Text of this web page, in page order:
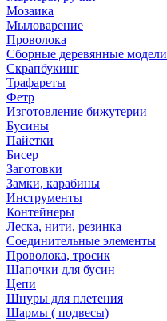
Мозаика
Мыловарение
Проволока
Сборные деревянные модели
Скрапбукинг
Трафареты
Фетр
Изготовление бижутерии
Бусины
Пайетки
Бисер
Заготовки
Замки, карабины
Инструменты
Контейнеры
Леска, нити, резинка
Соединительные элементы
Проволока, тросик
Шапочки для бусин
Цепи
Шнуры для плетения
Шармы ( подвесы)